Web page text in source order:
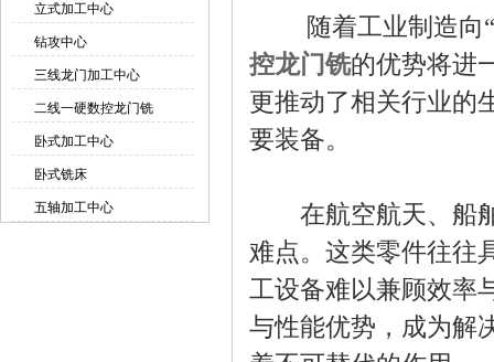
立式加工中心
钻攻中心
三线龙门加工中心
二线一硬数控龙门铣
卧式加工中心
卧式铣床
五轴加工中心
随着工业制造向“
控龙门铣的优势将进
更推动了相关行业的
要装备。
在航空航天、船舶
难点。这类零件往往
工设备难以兼顾效率
与性能优势，成为解